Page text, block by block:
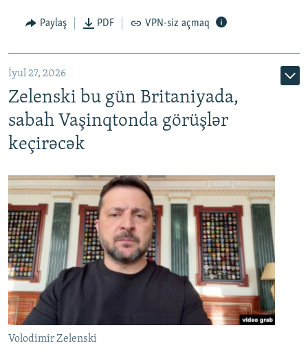
Paylaş PDF VPN-siz açmaq
İyul 27, 2026
Zelenski bu gün Britaniyada,
sabah Vaşinqtonda görüşlər
keçirəcək
Volodimir Zelenski